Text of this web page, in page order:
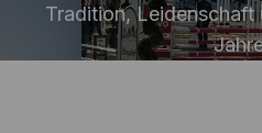
Tradition, Leidenschaft